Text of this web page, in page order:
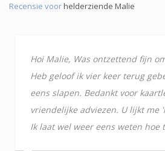
Recensie voorhelderziende Malie
Hoi Malie, Was ontzettend fijn
Heb geloof ik vier keer terug
eens slapen. Bedankt voor
vriendelijke adviezen. U lijkt me
Ik laat wel weer eens weten hoe